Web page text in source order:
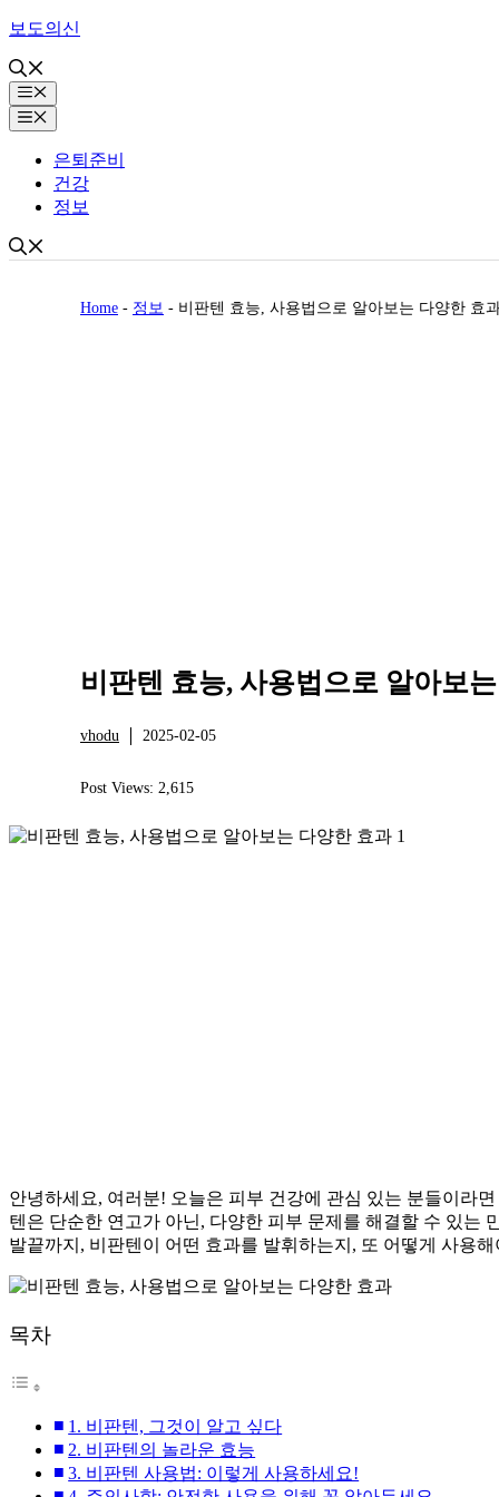
Skip
content
보도의신
Menu
Menu
은퇴준비
건강
정보
Home - 정보 - 비판텐 효능, 사용법으로 알아보는 다양한 효
비판텐 효능, 사용법으로 알아보
vhodu 2025-02-05
Post Views: 2,615
안녕하세요, 여러분! 오늘은 피부 건강에 관심 있는 분들이라
텐은 단순한 연고가 아닌, 다양한 피부 문제를 해결할 수 있는
발끝까지, 비판텐이 어떤 효과를 발휘하는지, 또 어떻게 사용
목차
1. 비판텐, 그것이 알고 싶다
2. 비판텐의 놀라운 효능
3. 비판텐 사용법: 이렇게 사용하세요!